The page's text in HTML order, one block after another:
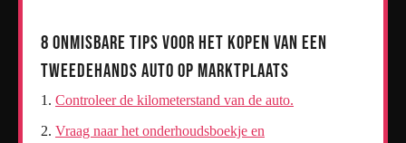
8 Onmisbare Tips voor het Kopen van een
Tweedehands Auto op Marktplaats
Controleer de kilometerstand van de auto.
Vraag naar het onderhoudsboekje en